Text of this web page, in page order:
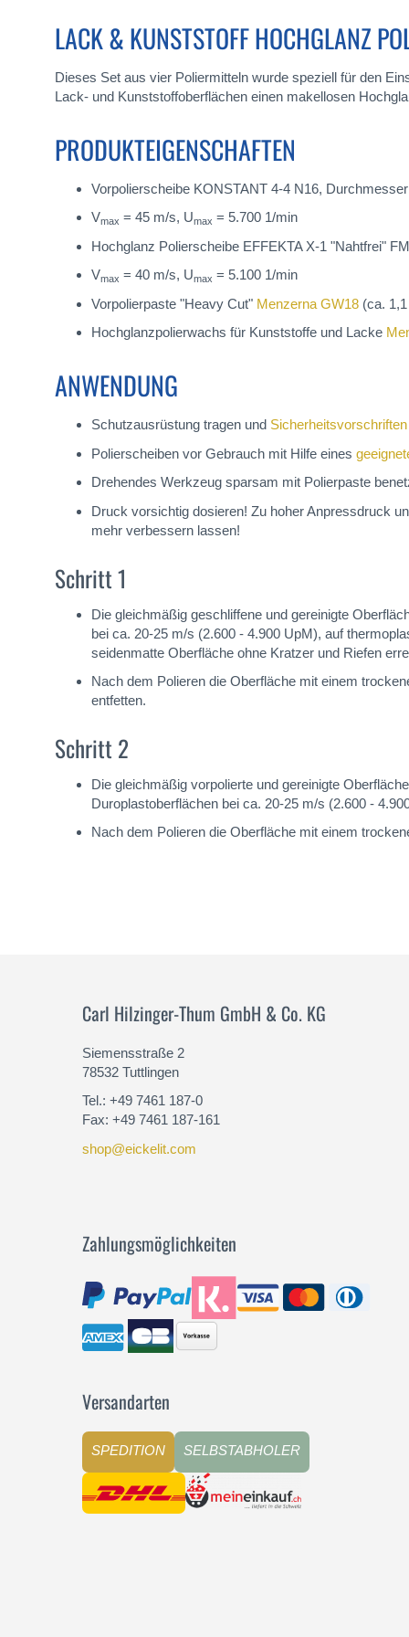
LACK & KUNSTSTOFF HOCHGLANZ
Dieses Set aus vier Poliermitteln wurde speziell für den
Lack- und Kunststoffoberflächen einen makellosen
PRODUKTEIGENSCHAFTEN
Vorpolierscheibe KONSTANT 4-4 N16,
Vmax = 45 m/s, Umax = 5.700 1/min
Hochglanz Polierscheibe EFFEKTA X-1 "Nahtfrei"
Vmax = 40 m/s, Umax = 5.100 1/min
Vorpolierpaste "Heavy Cut" Menzerna GW18 (ca.
Hochglanzpolierwachs für Kunststoffe und Lacke
ANWENDUNG
Schutzausrüstung tragen und Sicherheitsvorschriften
Polierscheiben vor Gebrauch mit Hilfe eines
Drehendes Werkzeug sparsam mit Polierpaste
Druck vorsichtig dosieren! Zu hoher Anpressdruck
mehr verbessern lassen!
Schritt 1
Die gleichmäßig geschliffene und gereinigte
bei ca. 20-25 m/s (2.600 - 4.900 UpM), auf
seidenmatte Oberfläche ohne Kratzer und Riefen
Nach dem Polieren die Oberfläche mit einem
entfetten.
Schritt 2
Die gleichmäßig vorpolierte und gereinigte
Duroplastoberflächen bei ca. 20-25 m/s (2.600 -
Nach dem Polieren die Oberfläche mit einem
Carl Hilzinger-Thum GmbH & Co. KG
Siemensstraße 2
78532 Tuttlingen
Tel.: +49 7461 187-0
Fax: +49 7461 187-161
shop@eickelit.com
Zahlungsmöglichkeiten
Versandarten
SPEDITION SELBSTABHOLER